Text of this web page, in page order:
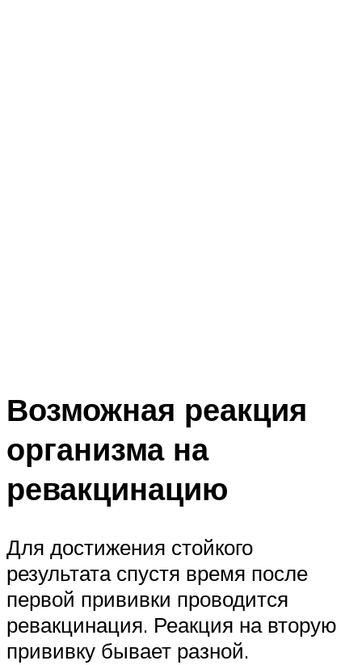
Возможная реакция
организма на
ревакцинацию
Для достижения стойкого
результата спустя время после
первой прививки проводится
ревакцинация. Реакция на вторую
прививку бывает разной.